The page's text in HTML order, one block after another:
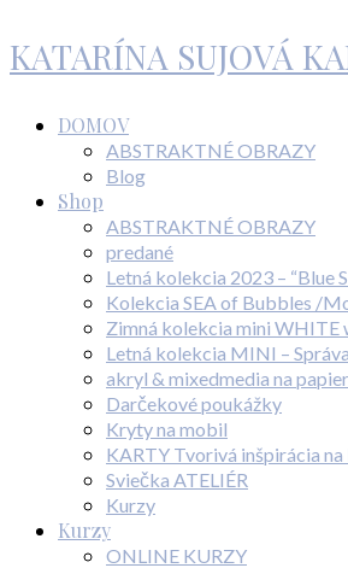
KATARÍNA SUJOVÁ
DOMOV
ABSTRAKTNÉ OBRAZY
Blog
Shop
ABSTRAKTNÉ OBRAZY
predané
Letná kolekcia 2023 – “Blue
Kolekcia SEA of Bubbles /
Zimná kolekcia mini WHITE
Letná kolekcia MINI –
akryl & mixedmedia na
Darčekové poukážky
Kryty na mobil
KARTY Tvorivá inšpirácia na
Sviečka ATELIÉR
Kurzy
Kurzy
ONLINE KURZY